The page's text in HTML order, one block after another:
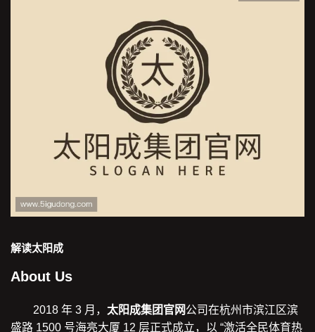
解读太阳成
About Us
2018 年 3 月， 太阳成集团官网公司在杭州市滨江区滨
盛路 1500 号海亮大厦 12 层正式成立，以 “激活全民体育热